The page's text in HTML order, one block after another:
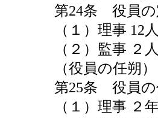
第24条 役員の
（１）理事 12人
（２）監事 ２人
（役員の任朔）
第25条 役員の
（１）理事 ２年